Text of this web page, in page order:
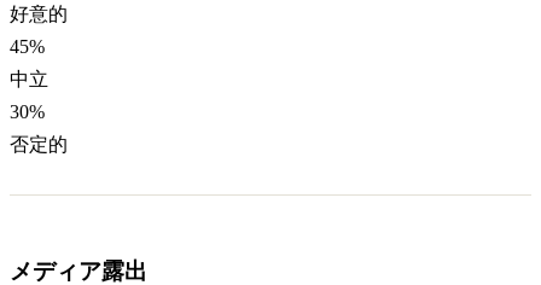
好意的
45%
中立
30%
否定的
メディア露出